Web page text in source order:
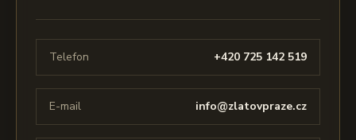
Telefon +420 725 142 519
E-mail info@zlatovpraze.cz